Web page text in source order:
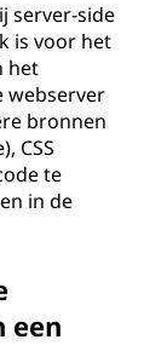
server-side
is voor het
het
webserver
bronnen
CSS
te
in de
een